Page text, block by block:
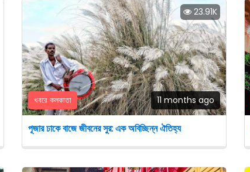
23.91K
খবরে কলকাতা 11 months ago
পূজার ঢাকে বাজে জীবনের সুর: এক অবিচ্ছিন্ন ঐতিহ্য